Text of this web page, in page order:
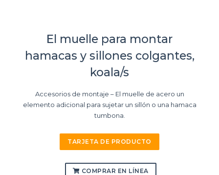
El muelle para montar
hamacas y sillones colgantes,
koala/s
Accesorios de montaje – El muelle de acero un
elemento adicional para sujetar un sillón o una hamaca
tumbona.
TARJETA DE PRODUCTO
COMPRAR EN LÍNEA